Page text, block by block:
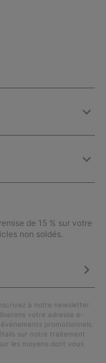
de 15 % sur votre
non soldés.
à notre newsletter
votre adresse e-
promotionnels.
sur notre traitement
les moyens dont vous